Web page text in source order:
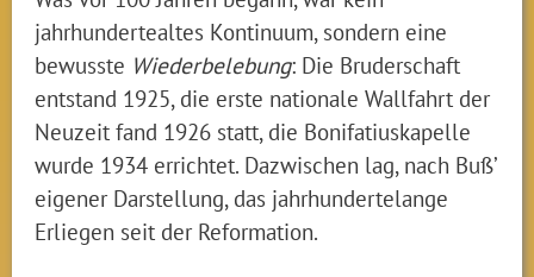
jahrhundertealtes Kontinuum, sondern eine
bewusste Wiederbelebung: Die Bruderschaft
entstand 1925, die erste nationale Wallfahrt der
Neuzeit fand 1926 statt, die Bonifatiuskapelle
wurde 1934 errichtet. Dazwischen lag, nach Buß’
eigener Darstellung, das jahrhundertelange
Erliegen seit der Reformation.